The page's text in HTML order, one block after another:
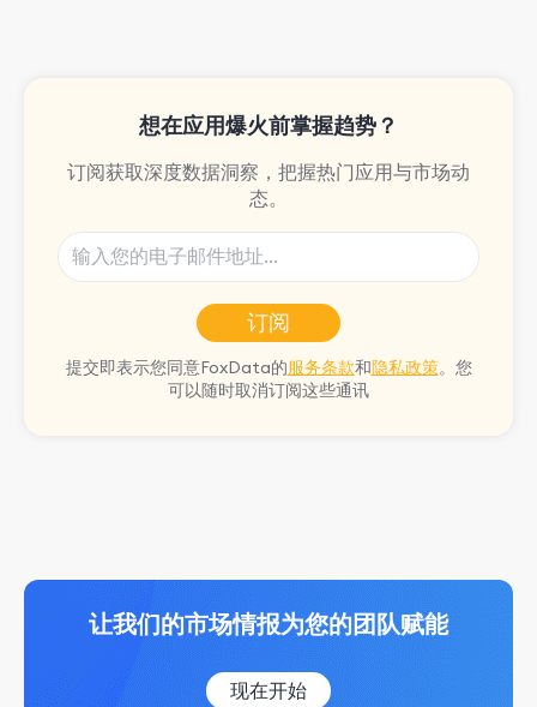
想在应用爆火前掌握趋势？
订阅获取深度数据洞察，把握热门应用与市场动
态。
订阅
提交即表示您同意FoxData的服务条款和隐私政策。您
可以随时取消订阅这些通讯
让我们的市场情报为您的团队赋能
现在开始